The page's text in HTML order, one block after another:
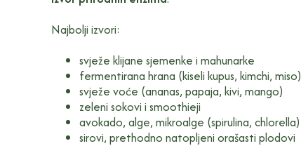
Najbolji izvori:
svježe klijane sjemenke i mahunarke
fermentirana hrana (kiseli kupus, kimchi, miso)
svježe voće (ananas, papaja, kivi, mango)
zeleni sokovi i smoothieji
avokado, alge, mikroalge (spirulina, chlorella)
sirovi, prethodno natopljeni orašasti plodovi